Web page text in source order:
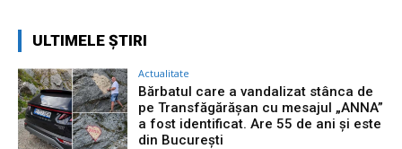
ULTIMELE ȘTIRI
Actualitate
Bărbatul care a vandalizat stânca de
pe Transfăgărășan cu mesajul „ANNA”
a fost identificat. Are 55 de ani și este
din București